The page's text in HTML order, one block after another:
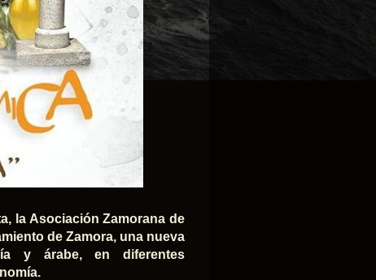
la Asociación Zamorana de
de Zamora, una nueva
y árabe, en diferentes